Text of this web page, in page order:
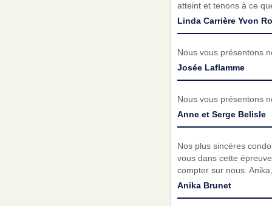
atteint et tenons à ce
Linda Carrière Yvon
Nous vous présentons
Josée Laflamme
Nous vous présentons
Anne et Serge Belisle
Nos plus sincères
vous dans cette
compter sur nous.
Anika Brunet